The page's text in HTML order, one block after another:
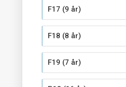
F17 (9 år)
F18 (8 år)
F19 (7 år)